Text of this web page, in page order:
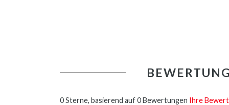
0 Sterne, basierend auf 0 Bewertungen Ihre